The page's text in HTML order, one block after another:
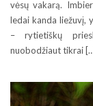
vėsų vakarą.
ledai kanda liežuvį,
– rytietiškų
nuobodžiaut tikrai